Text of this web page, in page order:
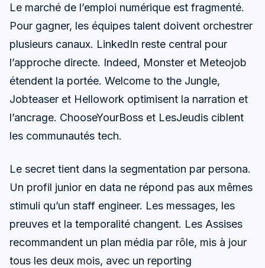
Le marché de l’emploi numérique est fragmenté.
Pour gagner, les équipes talent doivent orchestrer
plusieurs canaux. LinkedIn reste central pour
l’approche directe. Indeed, Monster et Meteojob
étendent la portée. Welcome to the Jungle,
Jobteaser et Hellowork optimisent la narration et
l’ancrage. ChooseYourBoss et LesJeudis ciblent
les communautés tech.
Le secret tient dans la segmentation par persona.
Un profil junior en data ne répond pas aux mêmes
stimuli qu’un staff engineer. Les messages, les
preuves et la temporalité changent. Les Assises
recommandent un plan média par rôle, mis à jour
tous les deux mois, avec un reporting